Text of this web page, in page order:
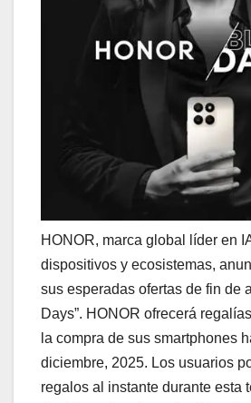
HONOR, marca global líder en
dispositivos y ecosistemas,
sus esperadas ofertas de fin de
Days”. HONOR ofrecerá
la compra de sus smartphones
diciembre, 2025. Los usuarios
regalos al instante durante esta